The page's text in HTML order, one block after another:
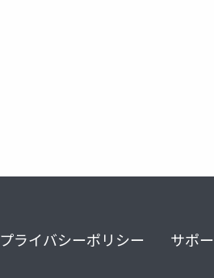
プライバシーポリシー サポ